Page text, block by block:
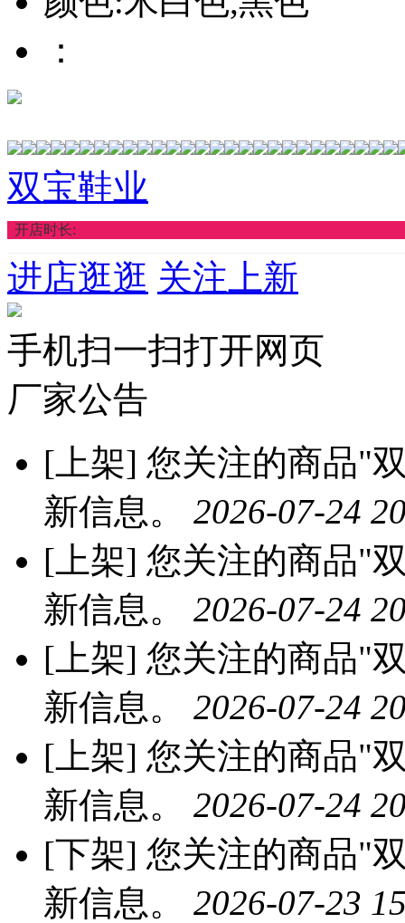
：
双宝鞋业
开店时长:
进店逛逛 关注上新
手机扫一扫打开网页
厂家公告
[上架] 您关注的商品"
新信息。 2026-07-24
[上架] 您关注的商品"
新信息。 2026-07-24
[上架] 您关注的商品"
新信息。 2026-07-24
[上架] 您关注的商品"
新信息。 2026-07-24
[下架] 您关注的商品"
新信息。 2026-07-23